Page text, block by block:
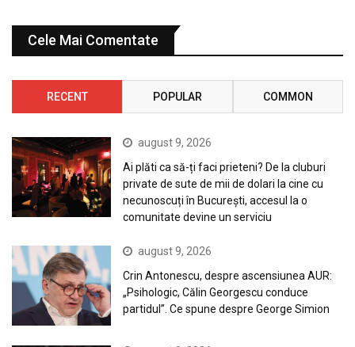
Cele Mai Comentate
RECENT POPULAR COMMON
august 9, 2026
Ai plăti ca să-ți faci prieteni? De la cluburi
private de sute de mii de dolari la cine cu
necunoscuți în București, accesul la o
comunitate devine un serviciu
august 9, 2026
Crin Antonescu, despre ascensiunea AUR:
„Psihologic, Călin Georgescu conduce
partidul”. Ce spune despre George Simion